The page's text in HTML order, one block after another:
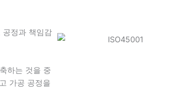
공정과 책임감
하는 것을 중
가공 공정을